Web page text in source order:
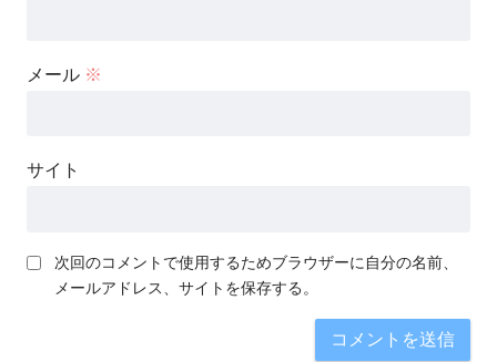
メール ※
サイト
次回のコメントで使用するためブラウザーに自分の名前、
メールアドレス、サイトを保存する。